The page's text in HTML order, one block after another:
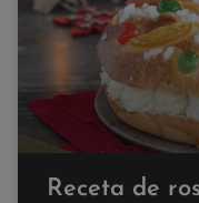
Receta de